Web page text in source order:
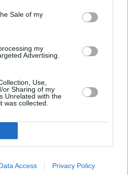
Sale of my
my
Advertising.
Use,
or Sharing of my
Unrelated with the
was collected.
Access Privacy Policy
Por Maite de Vera Cabrera
30 euros por trayecto
abre hoy su primera tienda
una hormigonera en Lajares